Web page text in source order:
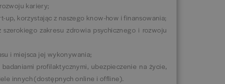
kariery;
up, korzystając z naszego know-how i finansowania;
zakresu zdrowia psychicznego i rozwoju
i miejsca jej wykonywania;
profilaktycznymi, ubezpieczenie na życie,
innych (dostępnych online i offline).